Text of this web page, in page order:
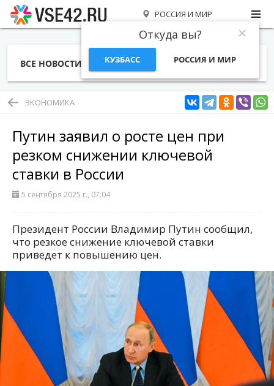
РОССИЯ И МИР
Откуда вы?
КУЗБАСС РОССИЯ И МИР
ВСЕ НОВОСТИ СТАТЬИ ТЕМЫ ФОТО
ЭКОНОМИКА
Путин заявил о росте цен при
резком снижении ключевой
ставки в России
5 сентября 2025 г., 07:04
Президент России Владимир Путин сообщил,
что резкое снижение ключевой ставки
приведет к повышению цен.